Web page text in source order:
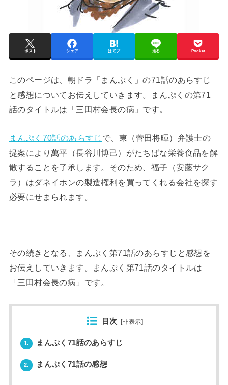
ポスト シェア はてブ 送る Pocket
このページは、朝ドラ「まんぷく」の71話のあらすじ
と感想についてお伝えしていきます。まんぷくの第71
話のタイトルは「三田村会長の病」です。
まんぷく70話のあらすじ で、東（菅田将暉）弁護士の
提案により萬平（長谷川博己）がたちばな栄養食品を解
散することを了承します。そのため、福子（安藤サク
ラ）はダネイホンの製造権利を買ってくれる会社を探す
必要にせまられます。
その続きとなる、まんぷく第71話のあらすじと感想を
お伝えしていきます。まんぷく第71話のタイトルは
「三田村会長の病」です。
目次 [非表示]
1. まんぷく71話のあらすじ
2. まんぷく71話の感想